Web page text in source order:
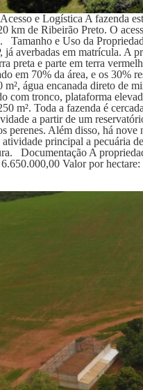
e Logística A fazenda
de Ribeirão Preto. O
Tamanho e Uso da
já averbadas em matrícula.
preta e parte em terra
em 70% da área, e os 30%
água encanada direto de
com tronco, plataforma
m². Toda a fazenda é
a partir de um
perenes. Além disso, há
principal a pecuária
Documentação A
Valor por